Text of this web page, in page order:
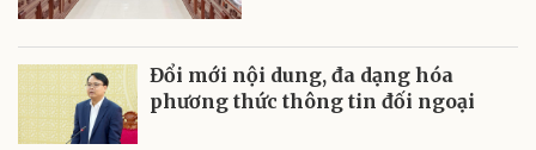
Đổi mới nội dung, đa dạng hóa
phương thức thông tin đối ngoại